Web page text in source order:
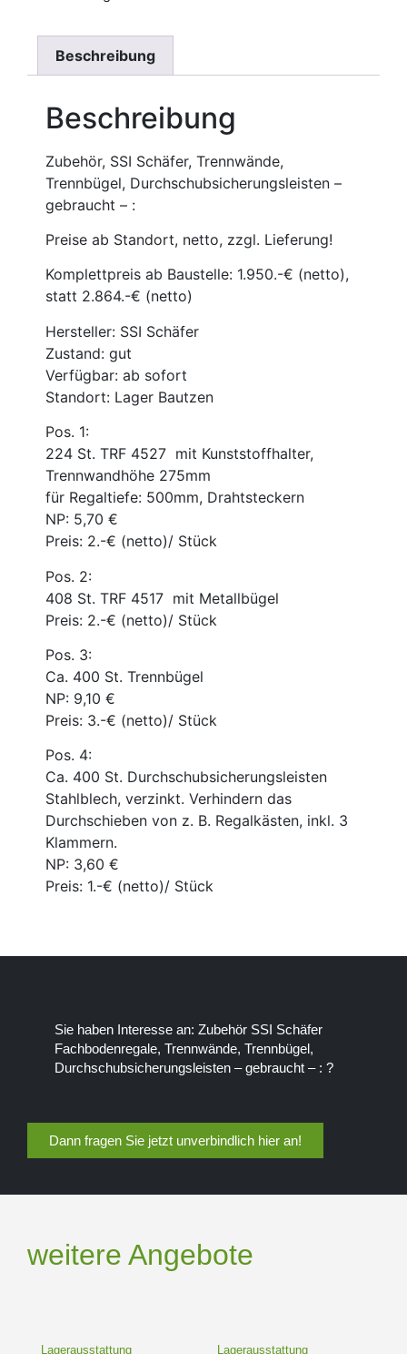
Beschreibung
Beschreibung
Zubehör, SSI Schäfer, Trennwände,
Trennbügel, Durchschubsicherungsleisten –
gebraucht – :
Preise ab Standort, netto, zzgl. Lieferung!
Komplettpreis ab Baustelle: 1.950.-€ (netto),
statt 2.864.-€ (netto)
Hersteller: SSI Schäfer
Zustand: gut
Verfügbar: ab sofort
Standort: Lager Bautzen
Pos. 1:
224 St. TRF 4527 mit Kunststoffhalter,
Trennwandhöhe 275mm
für Regaltiefe: 500mm, Drahtsteckern
NP: 5,70 €
Preis: 2.-€ (netto)/ Stück
Pos. 2:
408 St. TRF 4517 mit Metallbügel
Preis: 2.-€ (netto)/ Stück
Pos. 3:
Ca. 400 St. Trennbügel
NP: 9,10 €
Preis: 3.-€ (netto)/ Stück
Pos. 4:
Ca. 400 St. Durchschubsicherungsleisten
Stahlblech, verzinkt. Verhindern das
Durchschieben von z. B. Regalkästen, inkl. 3
Klammern.
NP: 3,60 €
Preis: 1.-€ (netto)/ Stück
Sie haben Interesse an: Zubehör SSI Schäfer
Fachbodenregale, Trennwände, Trennbügel,
Durchschubsicherungsleisten – gebraucht – : ?
Dann fragen Sie jetzt unverbindlich hier an!
weitere Angebote
Lagerausstattung Lagerausstattung